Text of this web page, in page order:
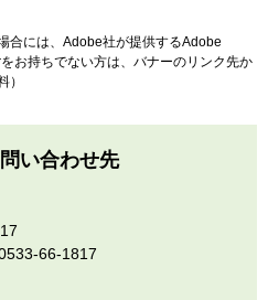
合には、Adobe社が提供するAdobe
お持ちでない方は、バナーのリンク先か
）
い合わせ先
66-1817